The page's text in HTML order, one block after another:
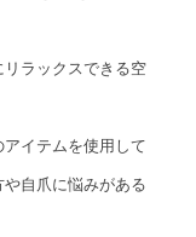
ラックスできる空
イテムを使用して
自爪に悩みがある